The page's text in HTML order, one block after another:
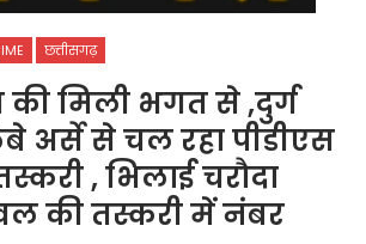
छत्तीसगढ़
की मिली भगत से ,दुर्ग
अर्से से चल रहा पीडीएस
, भिलाई चरौदा
की तस्करी में नंबर